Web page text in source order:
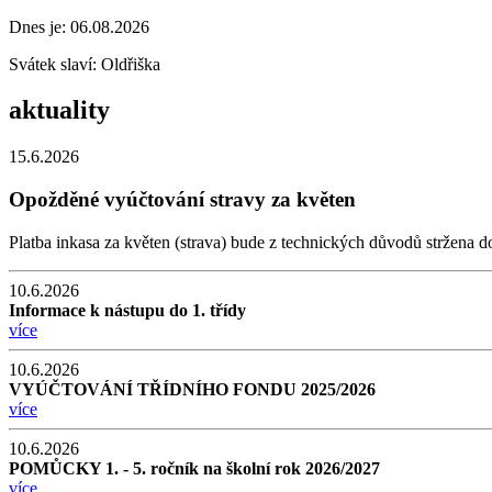
Dnes je: 06.08.2026
Svátek slaví: Oldřiška
aktuality
15.6.2026
Opožděné vyúčtování stravy za květen
Platba inkasa za květen (strava) bude z technických důvodů stržena
10.6.2026
Informace k nástupu do 1. třídy
více
10.6.2026
VYÚČTOVÁNÍ TŘÍDNÍHO FONDU 2025/2026
více
10.6.2026
POMŮCKY 1. - 5. ročník na školní rok 2026/2027
více